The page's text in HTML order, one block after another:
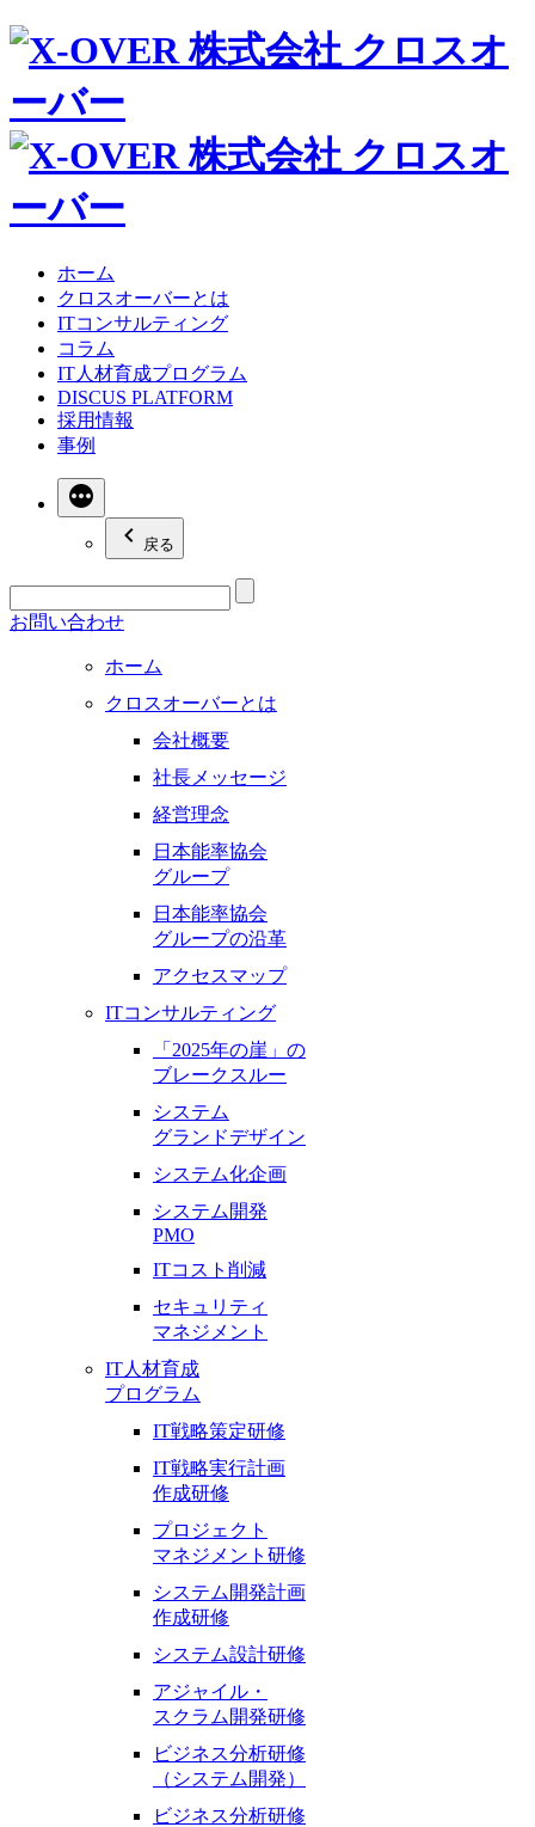
ホーム
クロスオーバーとは
ITコンサルティング
コラム
IT人材育成プログラム
DISCUS PLATFORM
採用情報
事例
続
き
戻る
お問い合わせ
ホーム
クロスオーバーとは
会社概要
社長メッセージ
経営理念
日本能率協会
グループ
日本能率協会
グループの沿革
アクセスマップ
ITコンサルティング
「2025年の崖」の
ブレークスルー
システム
グランドデザイン
システム化企画
システム開発
PMO
ITコスト削減
セキュリティ
マネジメント
IT人材育成
プログラム
IT戦略策定研修
IT戦略実行計画
作成研修
プロジェクト
マネジメント研修
システム開発計画
作成研修
システム設計研修
アジャイル・
スクラム開発研修
ビジネス分析研修
（システム開発）
ビジネス分析研修